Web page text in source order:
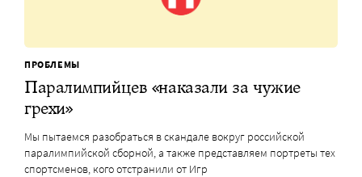
ПРОБЛЕМЫ
Паралимпийцев «наказали за чужие
грехи»
Мы пытаемся разобраться в скандале вокруг российской
паралимпийской сборной, а также представляем портреты тех
спортсменов, кого отстранили от Игр